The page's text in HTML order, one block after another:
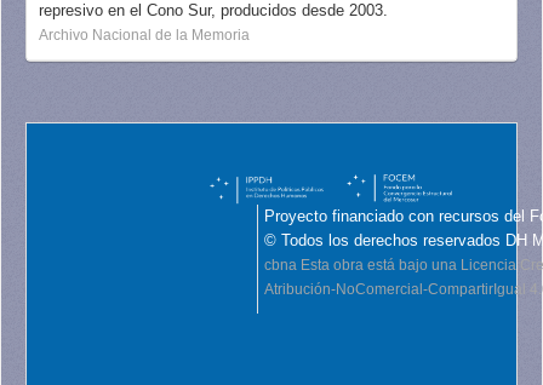
represivo en el Cono Sur, producidos desde 2003.
Archivo Nacional de la Memoria
Proyecto financiado con recursos del
© Todos los derechos reservados DH
cbna Esta obra está bajo una Licencia
Atribución-NoComercial-CompartirIgual